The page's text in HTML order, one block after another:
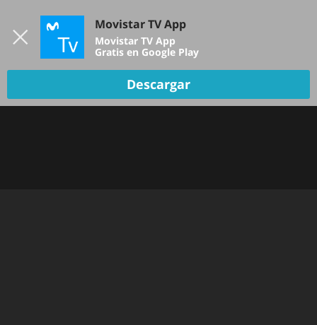
TV EN VIVO
Movistar TV App
Movistar TV App
Gratis en Google Play
Descargar